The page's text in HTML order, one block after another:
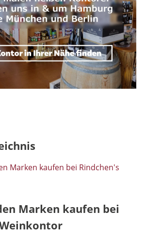
Marken kaufen bei Rindchen's
Marken kaufen bei